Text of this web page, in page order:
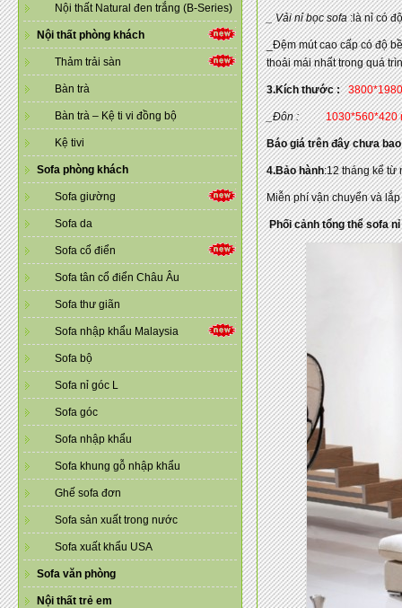
Nội thất Natural đen trắng (B-Series)
Nội thất phòng khách
Thảm trải sàn
Bàn trà
Bàn trà – Kệ ti vi đồng bộ
Kệ tivi
Sofa phòng khách
Sofa giường
Sofa da
Sofa cổ điển
Sofa tân cổ điển Châu Âu
Sofa thư giãn
Sofa nhập khẩu Malaysia
Sofa bộ
Sofa nỉ góc L
Sofa góc
Sofa nhập khẩu
Sofa khung gỗ nhập khẩu
Ghế sofa đơn
Sofa sản xuất trong nước
Sofa xuất khẩu USA
Sofa văn phòng
Nội thất trẻ em
_ Vải nỉ bọc sofa:là nỉ có
_Đệm mút cao cấp có độ
thoải mái nhất trong quá
3.Kích thước :
_Đôn : 1030*560*420
Báo giá trên đây chưa
4.Bảo hành:12 tháng kể từ
Miễn phí vận chuyển và
Phối cảnh tổng thể sofa